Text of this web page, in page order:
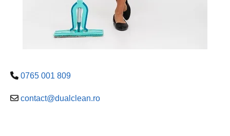
0765 001 809
contact@dualclean.ro